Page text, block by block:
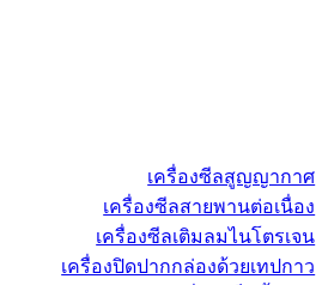
เครื่องซีลสูญญากาศ
เครื่องซีลสายพานต่อเนื่อง
เครื่องซีลเติมลมไนโตรเจน
เครื่องปิดปากกล่องด้วยเทปกาว